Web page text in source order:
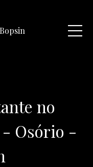
no
- Osório -